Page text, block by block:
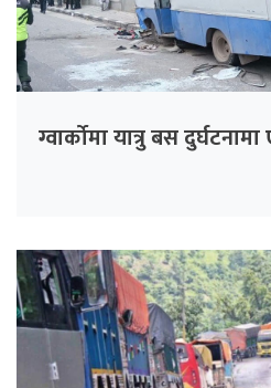
ग्वार्कोमा यात्रु बस